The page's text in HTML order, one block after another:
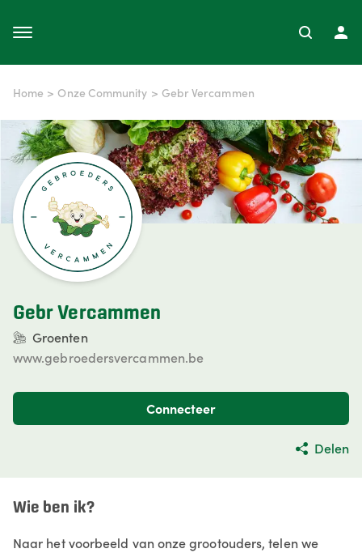
Home > Onze Community > Gebr Vercammen
Gebr Vercammen
Groenten
www.gebroedersvercammen.be
Connecteer
Delen
Wie ben ik?
Naar het voorbeeld van onze grootouders, telen we